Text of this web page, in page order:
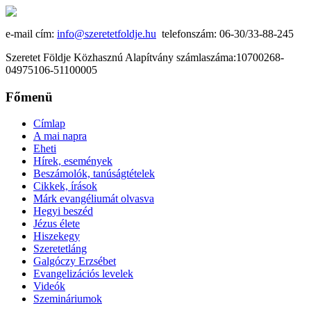
e-mail cím: info@szeretetfoldje.hu telefonszám: 06-30/33-88-245
Szeretet Földje Közhasznú Alapítvány számlaszáma:10700268-
04975106-51100005
Főmenü
Címlap
A mai napra
Eheti
Hírek, események
Beszámolók, tanúságtételek
Cikkek, írások
Márk evangéliumát olvasva
Hegyi beszéd
Jézus élete
Hiszekegy
Szeretetláng
Galgóczy Erzsébet
Evangelizációs levelek
Videók
Szemináriumok